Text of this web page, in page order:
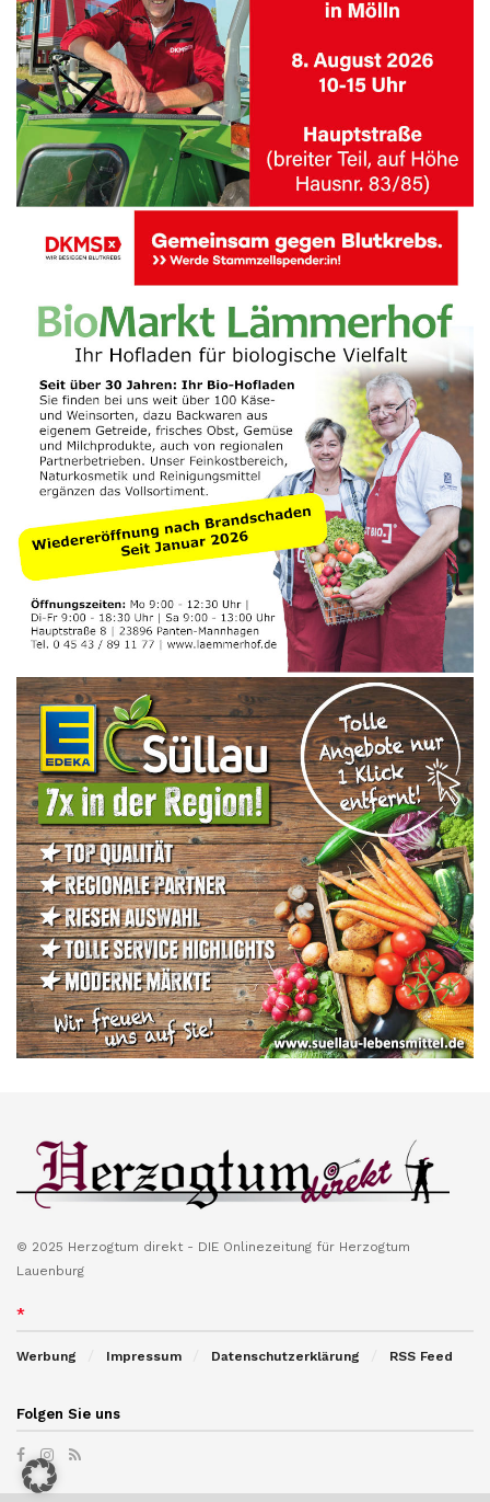
© 2025 Herzogtum direkt - DIE Onlinezeitung für Herzogtum
Lauenburg
*
Werbung Impressum Datenschutzerklärung RSS Feed
Folgen Sie uns